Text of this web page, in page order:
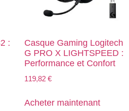
:
Casque Gaming Logitech
G PRO X LIGHTSPEED :
Performance et Confort
119,82 €
Acheter maintenant